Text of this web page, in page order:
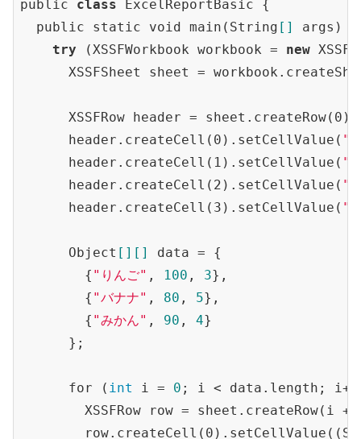
public class ExcelReportBasic {
  public static void main(String
[]
args) {
try (XSSFWorkbook workbook = new
      XSSFSheet sheet = workbook.create
      XSSFRow header = sheet.create
Row(0)
      header.create
Cell(0) .setCellValue( "
      header.create
Cell(1) .setCellValue( "
      header.create
Cell(2) .setCellValue( "
      header.create
Cell(3) .setCellValue( "
      Object
[] []
data = {
        {
"りんご" , 100 , 3},
        {
"バナナ" , 80 , 5},
        {
"みかん" , 90 , 4}
      };
      for (
int i = 0 ; i < data.length;
        XSSFRow row = sheet.create
Row( i
+
        row.create
Cell(0) .set